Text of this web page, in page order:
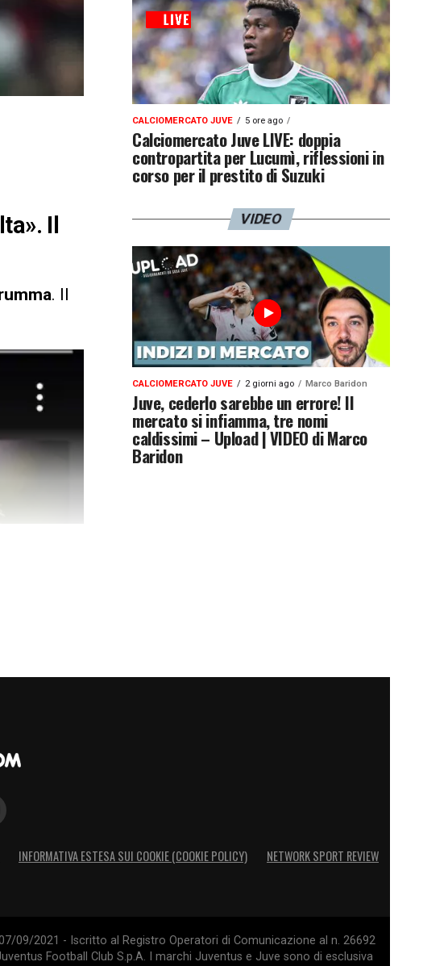
Il
. Il
CALCIOMERCATO JUVE 5 ore ago
Calciomercato Juve LIVE: doppia
contropartita per Lucumì, riflessioni in
corso per il prestito di Suzuki
VIDEO
CALCIOMERCATO JUVE 2 giorni ago Marco Baridon
Juve, cederlo sarebbe un errore! Il
mercato si infiamma, tre nomi
caldissimi – Upload | VIDEO di Marco
Baridon
INFORMATIVA ESTESA SUI COOKIE (COOKIE POLICY) NETWORK SPORT REVIEW
09/2021 - Iscritto al Registro Operatori di Comunicazione al n. 26692
Football Club S.p.A. I marchi Juventus e Juve sono di esclusiva